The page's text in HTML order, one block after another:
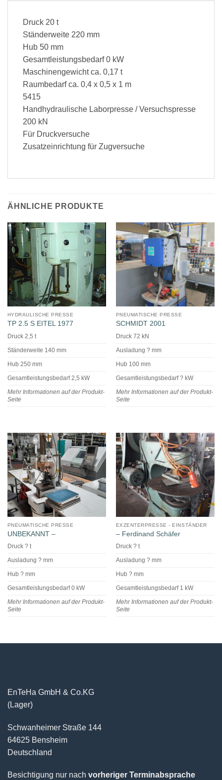
Druck 20 t
Ständerweite 220 mm
Hub 50 mm
Gesamtleistungsbedarf 0 kW
Maschinengewicht ca. 0,17 t
Raumbedarf ca. 0,4 x 0,5 x 1 m
5415
Handhydraulische Laborpresse / Versuchspresse
200 kN
Für Druckversuche
Zusatzeinrichtung für Zugversuche
ÄHNLICHE PRODUKTE
HYDRAULISCHE PRESSE
TP 2.5 S EITEL 1977
Druck 2,5 t
Ständerweite 140 mm
Hub 250 mm
Gesamtleistungsbedarf 2,5 kW
Mehr Informationen auf der Produkt-
Seite
PNEUMATISCHE PRESSE
SCHMIDT 2001
Druck 72 kN
Ausladung ? mm
Hub 100 mm
Gesamtleistungsbedarf ? kW
Mehr Informationen auf der Produkt-
Seite
PNEUMATISCHE PRESSE
UNBEKANNT –
Druck ? t
Ausladung ? mm
Hub ? mm
Gesamtleistungsbedarf 0 kW
Mehr Informationen auf der Produkt-
Seite
EXZENTERPRESSE - EINSTÄNDER
– Ferdinand Schäfer
Druck ? t
Ausladung ? mm
Hub ? mm
Gesamtleistungsbedarf 1 kW
Mehr Informationen auf der Produkt-
Seite
EnTeHa GmbH & Co.KG
(Lager)
Schwanheimer Straße 144
64625 Bensheim
Deutschland
Besichtigung nur nach vorheriger Terminabsprache